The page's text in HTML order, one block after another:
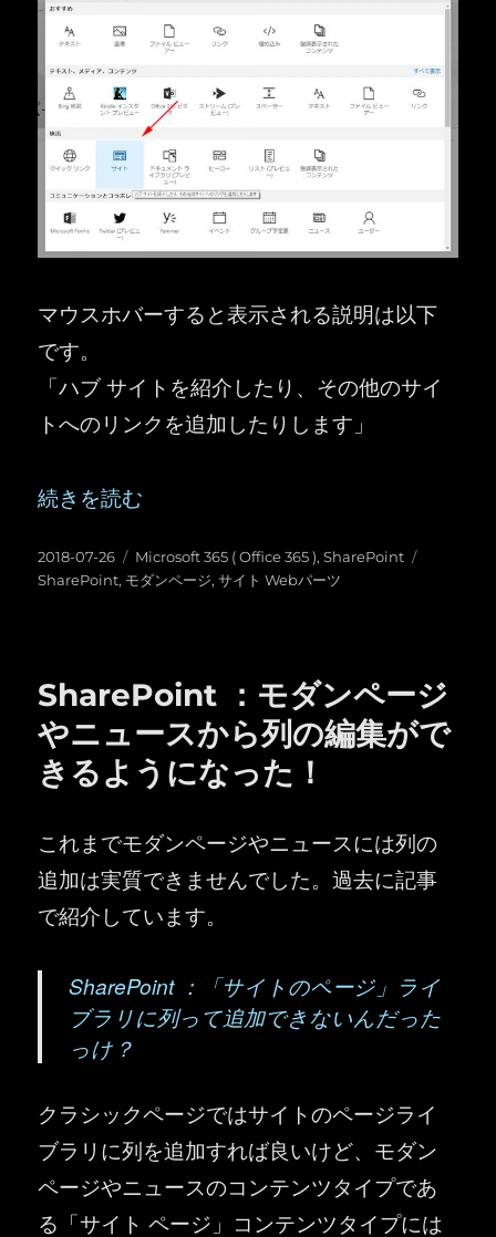
マウスホバーすると表示される説明は以下
です。
「ハブ サイトを紹介したり、その他のサイ
トへのリンクを追加したりします」
“SharePoint ：知らぬ間に追加されていたモダ
続きを読む
投
稿
2018-07-26
カ
テ
Microsoft 365 ( Office 365 ),SharePoint
SharePoint, モダンページ,サイト Webパーツ
SharePoint ：モダンページ
やニュースから列の編集がで
きるようになった！
これまでモダンページやニュースには列の
追加は実質できませんでした。過去に記事
で紹介しています。
SharePoint ：「サイトのページ」ライ
ブラリに列って追加できないんだった
っけ？
クラシックページではサイトのページライ
ブラリに列を追加すれば良いけど、モダン
ページやニュースのコンテンツタイプであ
る「サイト ページ」コンテンツタイプには